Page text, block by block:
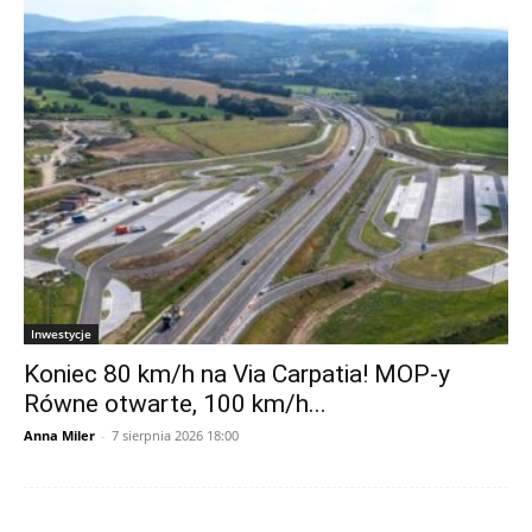
Inwestycje
Koniec 80 km/h na Via Carpatia! MOP-y
Równe otwarte, 100 km/h...
Anna Miler - 7 sierpnia 2026 18:00